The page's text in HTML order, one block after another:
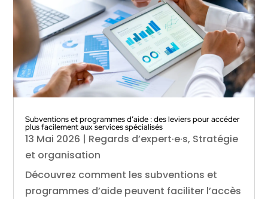
Subventions et programmes d’aide : des leviers pour accéder
plus facilement aux services spécialisés
13 Mai 2026 | Regards d’expert·e·s, Stratégie
et organisation
Découvrez comment les subventions et
programmes d’aide peuvent faciliter l’accès